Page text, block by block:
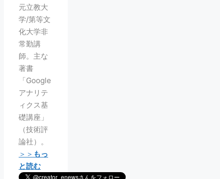
元立教大
学/第等文
化大学非
常勤講
師。主な
著書
「Google
アナリテ
ィクス基
礎講座」
（技術評
論社）。
＞＞ もっ
と読む